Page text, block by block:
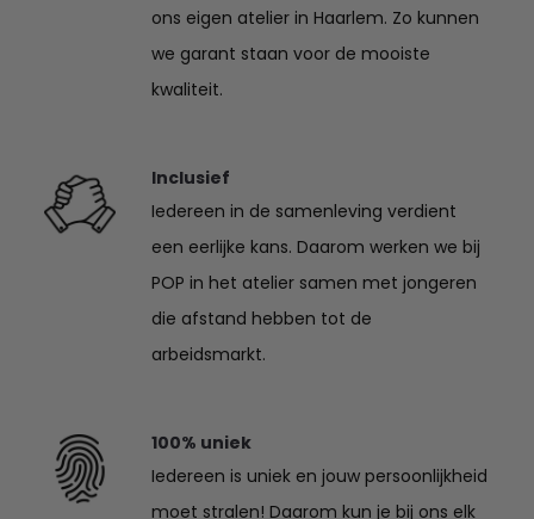
ons eigen atelier in Haarlem. Zo kunnen
we garant staan voor de mooiste
kwaliteit.
Inclusief
Iedereen in de samenleving verdient
een eerlijke kans. Daarom werken we bij
POP in het atelier samen met jongeren
die afstand hebben tot de
arbeidsmarkt.
100% uniek
Iedereen is uniek en jouw persoonlijkheid
moet stralen! Daarom kun je bij ons elk